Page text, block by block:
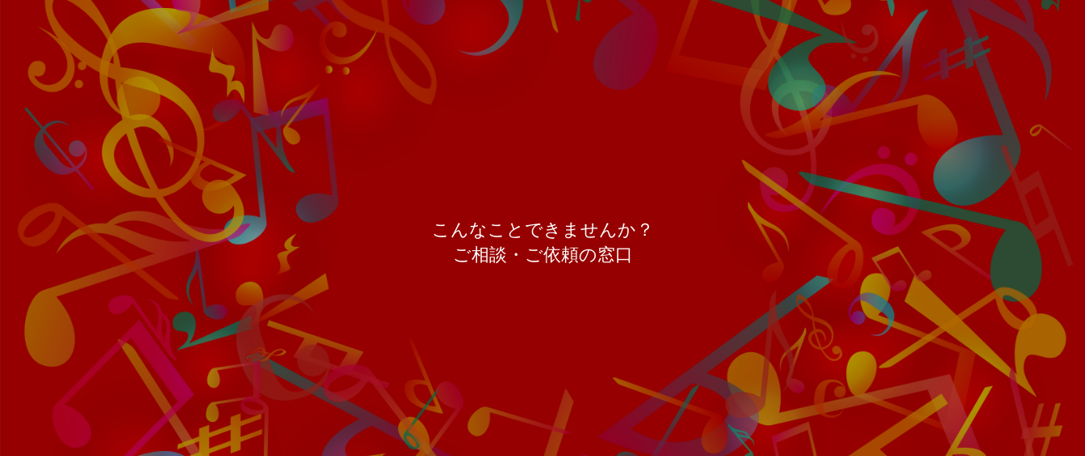
こんなことできませんか？
ご相談・ご依頼の窓口